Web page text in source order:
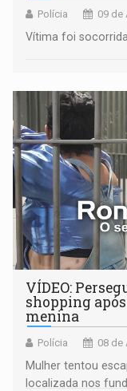
Polícia 09 de
Vítima foi
VÍDEO:
shopping
menina
Polícia 08 de
Mulher tentou
localizada nos